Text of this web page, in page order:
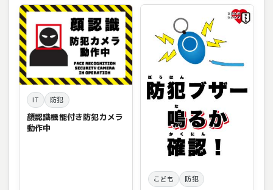
IT 防犯
顔認識機能付き防犯カメラ
動作中
こども 防犯